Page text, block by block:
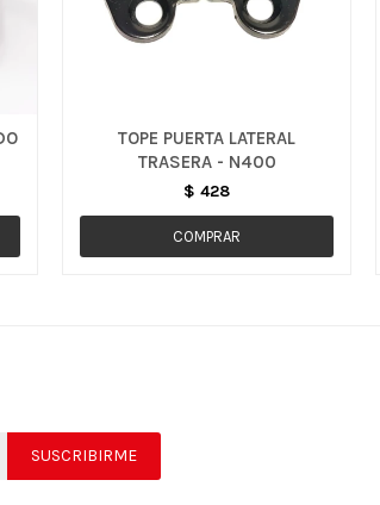
TOPE PUERTA LATERAL
TRASERA - N400
$ 428
SUSCRIBIRME